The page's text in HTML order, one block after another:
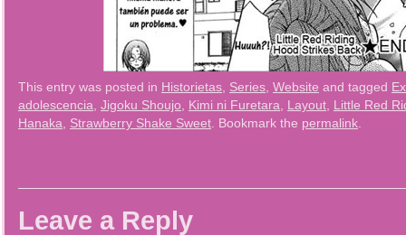
This entry was posted in Historietas Series Website and tagged
adolescencia Jigoku Shoujo Kimi ni Furetara Layout Little Red
Hanaka
Strawberry Shake Sweet . Bookmark the permalink
Leave a Reply